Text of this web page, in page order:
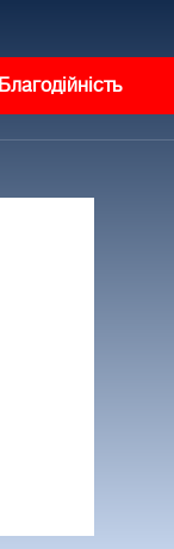
Благодійність